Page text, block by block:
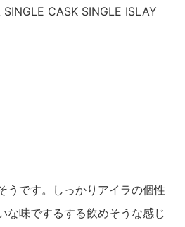
CASK SINGLE ISLAY
うです。しっかりアイラの個性
な味でするする飲めそうな感じ